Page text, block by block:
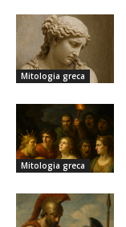
Mitologia greca
Mitologia greca